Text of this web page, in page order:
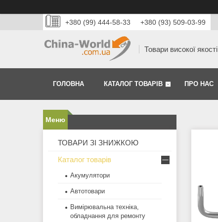
+380 (99) 444-58-33 +380 (93) 509-03-99
Товари високої якості
ГОЛОВНА КАТАЛОГ ТОВАРІВ ПРО НАС
ТОВАРИ ЗІ ЗНИЖКОЮ
Каталог товарів
Акумулятори
Автотовари
Вимірювальна техніка,
обладнання для ремонту